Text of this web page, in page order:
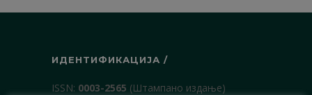
ИДЕНТИФИКАЦИЈА /
ISSN: 0003-2565 (Штампано издање)